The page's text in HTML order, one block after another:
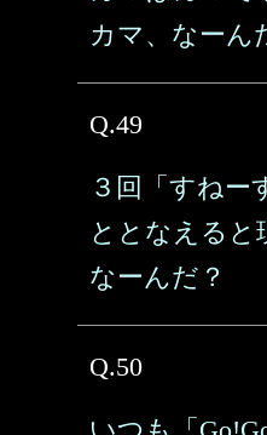
カマ、なーん
Q.49
３回「すねー
ととなえると
なーんだ？
Q.50